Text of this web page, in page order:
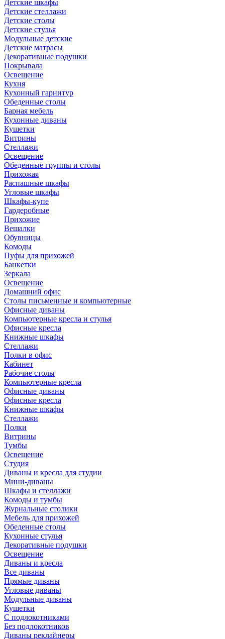
Детские шкафы
Детские стеллажи
Детские столы
Детские стулья
Модульные детские
Детские матрасы
Декоративные подушки
Покрывала
Освещение
Кухня
Кухонный гарнитур
Обеденные столы
Барная мебель
Кухонные диваны
Кушетки
Витрины
Стеллажи
Освещение
Обеденные группы и столы
Прихожая
Распашные шкафы
Угловые шкафы
Шкафы-купе
Гардеробные
Прихожие
Вешалки
Обувницы
Комоды
Пуфы для прихожей
Банкетки
Зеркала
Освещение
Домашний офис
Столы письменные и компьютерные
Офисные диваны
Компьютерные кресла и стулья
Офисные кресла
Книжные шкафы
Стеллажи
Полки в офис
Кабинет
Рабочие столы
Компьютерные кресла
Офисные диваны
Офисные кресла
Книжные шкафы
Стеллажи
Полки
Витрины
Тумбы
Освещение
Студия
Диваны и кресла для студии
Мини-диваны
Шкафы и стеллажи
Комоды и тумбы
Журнальные столики
Мебель для прихожей
Обеденные столы
Кухонные стулья
Декоративные подушки
Освещение
Диваны и кресла
Все диваны
Прямые диваны
Угловые диваны
Модульные диваны
Кушетки
С подлокотниками
Без подлокотников
Диваны реклайнеры